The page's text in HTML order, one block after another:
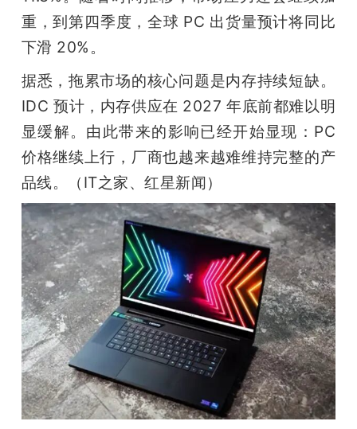
重，到第四季度，全球 PC 出货量预计将同比
下滑 20%。
据悉，拖累市场的核心问题是内存持续短缺。
IDC 预计，内存供应在 2027 年底前都难以明
显缓解。由此带来的影响已经开始显现：PC
价格继续上行，厂商也越来越难维持完整的产
品线。（IT之家、红星新闻）